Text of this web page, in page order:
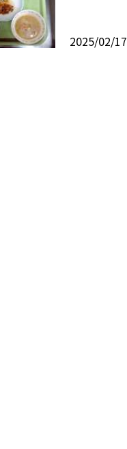
2025/02/17